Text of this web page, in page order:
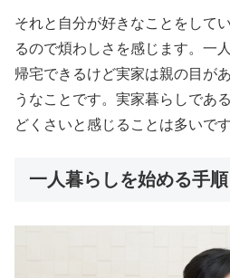
それと自分が好きなことをして
るので煩わしさを感じます。一
帰宅できるけど実家は親の目が
うなことです。実家暮らしであ
どくさいと感じることは多いです
一人暮らしを始める手